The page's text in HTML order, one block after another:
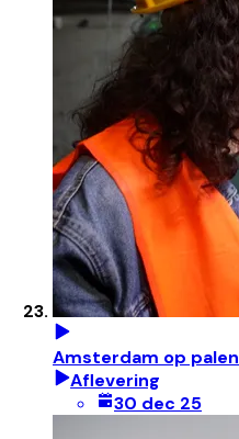
Amsterdam op palen
Aflevering
30 dec 25